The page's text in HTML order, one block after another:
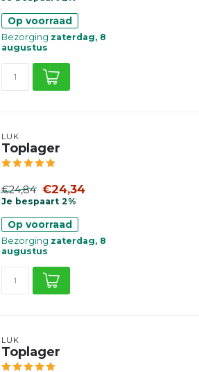
Op voorraad
Bezorging zaterdag, 8
augustus
LUK
Toplager
€24,84 €24,34
Je bespaart 2%
Op voorraad
Bezorging zaterdag, 8
augustus
LUK
Toplager